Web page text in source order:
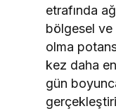
etrafında
bölgesel
olma
kez daha
gün